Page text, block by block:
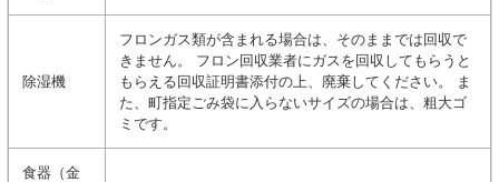
除湿機
フロンガス類が含まれる場合は、そのままでは回収で
きません。 フロン回収業者にガスを回収してもらうと
もらえる回収証明書添付の上、廃棄してください。 ま
た、町指定ごみ袋に入らないサイズの場合は、粗大ゴ
ミです。
食器（金